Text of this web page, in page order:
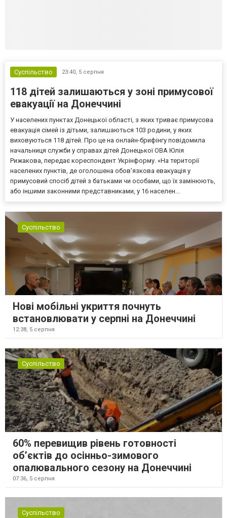
Суспільство 23:40, 5 серпня
118 дітей залишаються у зоні примусової
евакуації на Донеччині
У населених пунктах Донецької області, з яких триває примусова
евакуація сімей із дітьми, залишаються 103 родини, у яких
виховуються 118 дітей. Про це на онлайн-брифінгу повідомила
начальниця служби у справах дітей Донецької ОВА Юлія
Рижакова, передає кореспондент Укрінформу. «На території
населених пунктів, де оголошена обов’язкова евакуація у
примусовий спосіб дітей з батьками чи особами, що їх замінюють,
або іншими законними представниками, у 16 населен...
Суспільство
Нові мобільні укриття почнуть
встановлювати у серпні на Донеччині
12:38, 5 серпня
Суспільство
60% перевищив рівень готовності
об’єктів до осінньо-зимового
опалювального сезону на Донеччині
07:36, 5 серпня
Суспільство